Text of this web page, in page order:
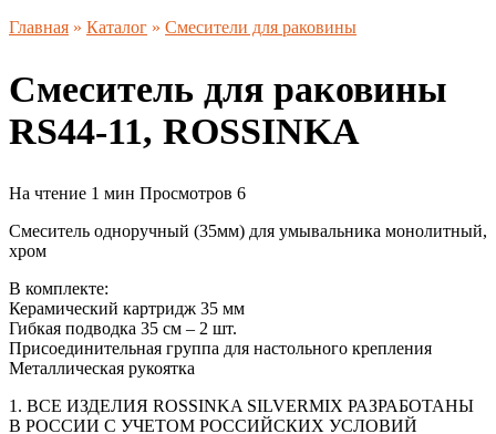
Главная » Каталог » Смесители для раковины
Смеситель для раковины
RS44-11, ROSSINKA
На чтение 1 мин Просмотров 6
Смеситель одноручный (35мм) для умывальника монолитный,
хром
В комплекте:
Керамический картридж 35 мм
Гибкая подводка 35 см – 2 шт.
Присоединительная группа для настольного крепления
Металлическая рукоятка
1. ВСЕ ИЗДЕЛИЯ ROSSINKA SILVERMIX РАЗРАБОТАНЫ
В РОССИИ С УЧЕТОМ РОССИЙСКИХ УСЛОВИЙ